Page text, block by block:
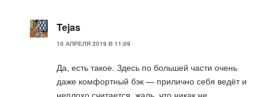
Tejas
10 АПРЕЛЯ 2019 В 11:09
Да, есть такое. Здесь по большей части очень
даже комфортный бэк — прилично себя ведёт и